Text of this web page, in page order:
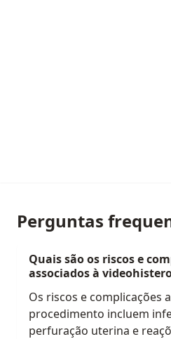
Perguntas
Quais são os riscos e
associados à
Os riscos e complicações
procedimento incluem
perfuração uterina e